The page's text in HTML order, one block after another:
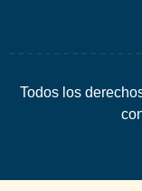
Todos los